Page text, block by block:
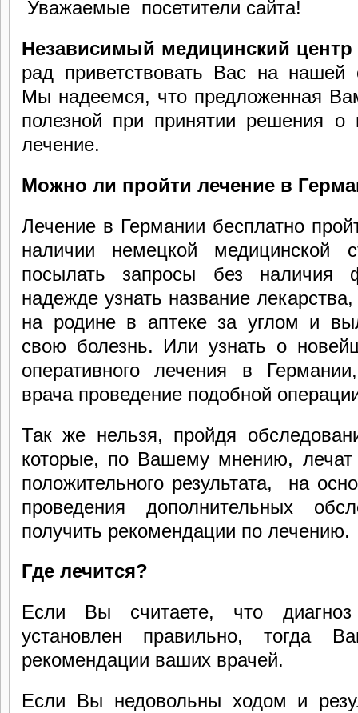
Уважаемые посетители сайта!
Независимый медицинский
рад приветствовать Вас на нашей
Мы надеемся, что предложенная
полезной при принятии решения
лечение.
Можно ли пройти лечение в
Лечение в Германии бесплатно
наличии немецкой медицинской
посылать запросы без наличия
надежде узнать название
на родине в аптеке за углом и
свою болезнь. Или узнать о
оперативного лечения в
врача проведение подобной
Так же нельзя, пройдя
которые, по Вашему мнению,
положительного результата,
на
проведения дополнительных
получить рекомендации по лечению.
Где лечится?
Если Вы считаете, что
установлен правильно, тогда
рекомендации ваших врачей.
Если Вы недовольны ходом и